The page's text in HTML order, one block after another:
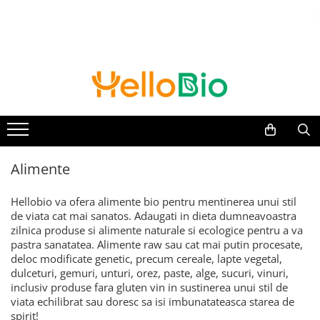
Alimente de baza
Cereale, fulgi, mic dejun
Lapte vegetal
Orez, faina, gris
Ulei, otet
Nuci, seminte, boabe, tarate
Masline
Paine
Gemuri, produse conservate
Cacao
Sosuri
Ceaiuri de colectie
Elements - Superior Organic
GreenTox
De iarna
Turmeric
Mixuri
Ceai negru
Ceai verde
Infuzii plante
Infuzii fructe
Suplimente alimentare
Aloe Vera
Aminoacizi
Ayurvedice
Ciuperci
Ghimbir si Turmeric
Ginkgo Biloba
Ginseng
Luteina
Maca
Balsamuri de buze
Creme de fata
Creme si lotiuni de corp
Deodorante
Exfoliere
Gel de dus
Masti faciale
Sampon
Styling
Produse bio pentru curatarea
Balsamuri
Detergenti
Solutii pentru scos pete si mirosuri
Produse bio pentru curatarea
Detergenti de vase
Pentru masina de spalat vase
Solutii pentru clatit vase
Produse bio pentru curatenia
casei
Bureti si lavete
Detergenti Universali
Alimente
Hellobio va ofera alimente bio pentru mentinerea unui stil
de viata cat mai sanatos. Adaugati in dieta dumneavoastra
zilnica produse si alimente naturale si ecologice pentru a va
pastra sanatatea. Alimente raw sau cat mai putin procesate,
deloc modificate genetic, precum cereale, lapte vegetal,
dulceturi, gemuri, unturi, orez, paste, alge, sucuri, vinuri,
inclusiv produse fara gluten vin in sustinerea unui stil de
viata echilibrat sau doresc sa isi imbunatateasca starea de
spirit!